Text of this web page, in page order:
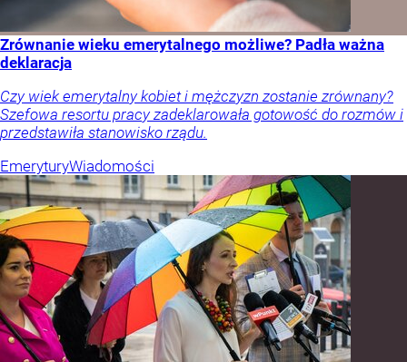
Zrównanie wieku emerytalnego możliwe? Padła ważna
deklaracja
Czy wiek emerytalny kobiet i mężczyzn zostanie zrównany?
Szefowa resortu pracy zadeklarowała gotowość do rozmów i
przedstawiła stanowisko rządu.
EmeryturyWiadomości